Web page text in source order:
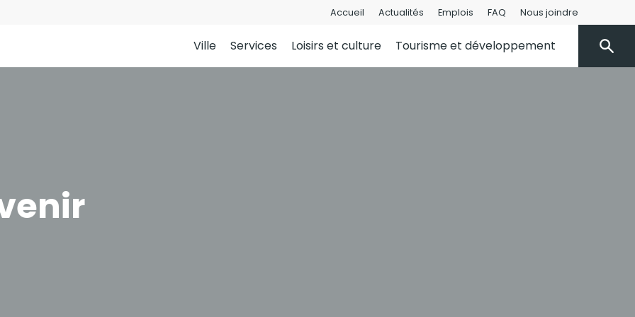
Accueil Actualités Emplois FAQ Nous joindre
Ville Services Loisirs et culture Tourisme et développement